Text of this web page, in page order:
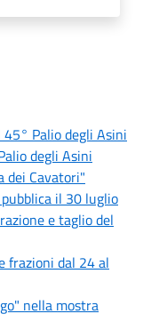
Palio degli Asini
degli Asini
dei Cavatori"
il 30 luglio
e taglio del
frazioni dal 24 al
nella mostra